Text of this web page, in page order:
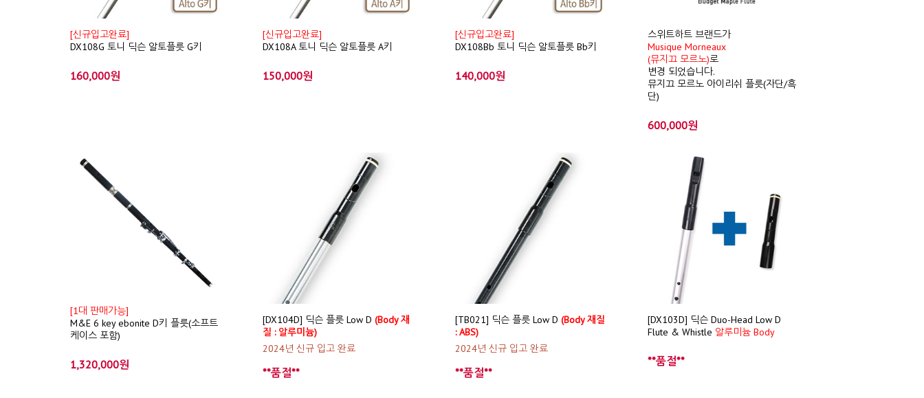
[신규입고완료]
DX108G 토니 딕슨 알토플릇 G키
160,000원
[신규입고완료]
DX108A 토니 딕슨 알토플릇 A키
150,000원
[신규입고완료]
DX108Bb 토니 딕슨 알토플릇 Bb키
140,000원
스위트하트 브랜드가
Musique Morneaux
(뮤지끄 모르노)로
변경 되었습니다.
뮤지끄 모르노 아이리쉬 플릇(자단/흑
단)
600,000원
[1대 판매가능]
M&E 6 key ebonite D키 플릇(소프트
케이스 포함)
1,320,000원
[DX104D] 딕슨 플릇 Low D (Body 재
질 : 알루미늄)
2024년 신규 입고 완료
**품절**
[TB021] 딕슨 플릇 Low D (Body 재질
: ABS)
2024년 신규 입고 완료
**품절**
[DX103D] 딕슨 Duo-Head Low D
Flute & Whistle 알루미늄 Body
**품절**